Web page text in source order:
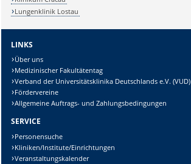
Lungenklinik Lostau
LINKS
Über uns
Medizinischer Fakultätentag
Verband der Universitätsklinika Deutschlands e.V. (VUD)
Fördervereine
Allgemeine Auftrags- und Zahlungsbedingungen
SERVICE
Personensuche
Kliniken/Institute/Einrichtungen
Veranstaltungskalender